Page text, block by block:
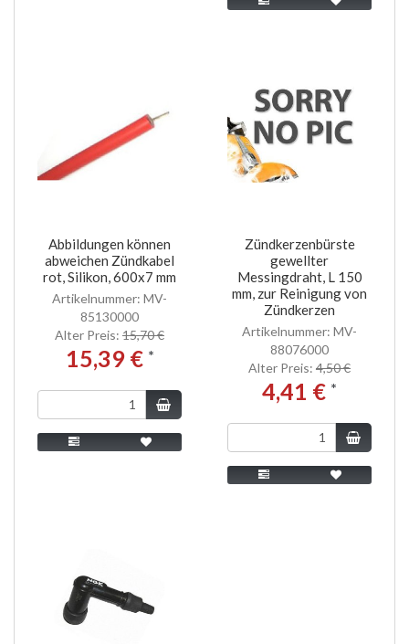
Abbildungen können
abweichen Zündkabel
rot, Silikon, 600x7 mm
Artikelnummer: MV-
85130000
Alter Preis: 15,70 €
15,39 € *
Zündkerzenbürste
gewellter
Messingdraht, L 150
mm, zur Reinigung von
Zündkerzen
Artikelnummer: MV-
88076000
Alter Preis: 4,50 €
4,41 € *